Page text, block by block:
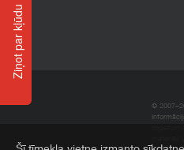
©
Ziņot par kļūdu